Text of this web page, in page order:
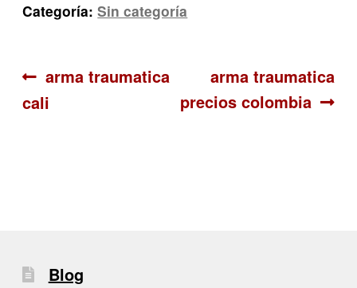
Categoría:Sin categoría
Navegación
de
Anterior:
arma traumatica
cali
Siguiente:
arma traumatica
precios colombia
Blog